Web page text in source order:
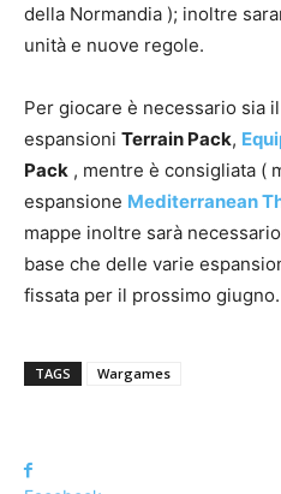
della Normandia ); inoltre
unità e nuove regole.
Per giocare è necessario sia
espansioni Terrain Pack,
Pack , mentre è consigliata (
espansione Mediterranean
mappe inoltre sarà
base che delle varie
fissata per il prossimo giugno.
TAGS Wargames